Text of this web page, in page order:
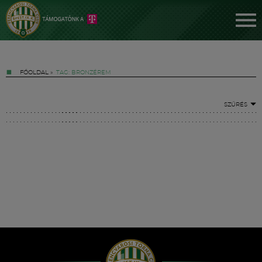
FŐOLDAL » TAG: BRONZÉREM
SZŰRÉS
Hírek